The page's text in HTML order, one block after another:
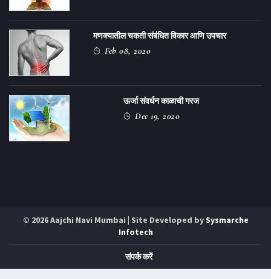
मणक्यातील चकती संबंधित विकार आणि उपचार
Feb 08, 2020
ऊर्जा संवर्धन काळाची गरज
Dec 19, 2020
© 2026 Aajchi Navi Mumbai | Site Developed bySysmarche
Infotech
संपर्क करें